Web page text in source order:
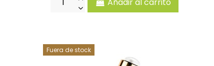
Añadir al carrito
Fuera de stock